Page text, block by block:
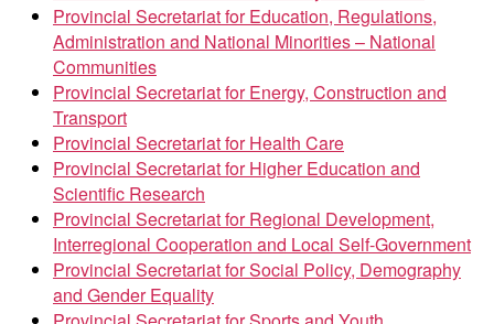
Provincial Secretariat for Education, Regulations,
Administration and National Minorities – National
Communities
Provincial Secretariat for Energy, Construction and
Transport
Provincial Secretariat for Health Care
Provincial Secretariat for Higher Education and
Scientific Research
Provincial Secretariat for Regional Development,
Interregional Cooperation and Local Self-Government
Provincial Secretariat for Social Policy, Demography
and Gender Equality